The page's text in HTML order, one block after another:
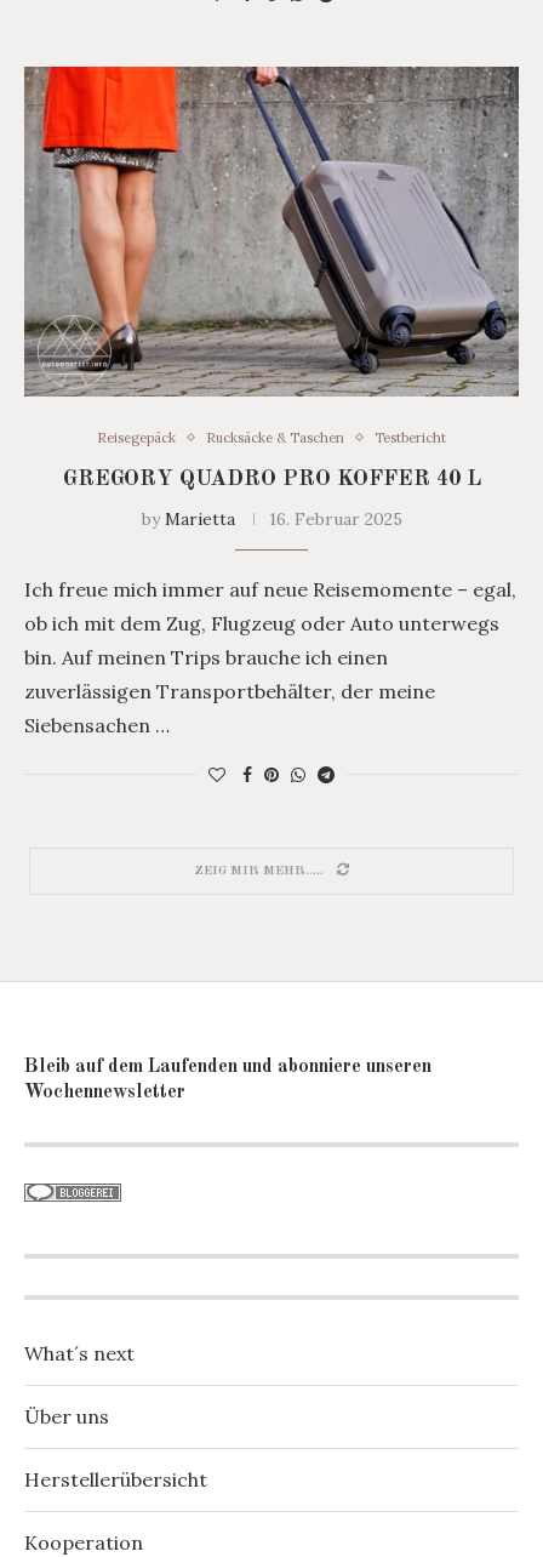
Reisegepäck Rucksäcke & Taschen Testbericht
GREGORY QUADRO PRO KOFFER 40 L
byMarietta 16. Februar 2025
Ich freue mich immer auf neue Reisemomente – egal,
ob ich mit dem Zug, Flugzeug oder Auto unterwegs
bin. Auf meinen Trips brauche ich einen
zuverlässigen Transportbehälter, der meine
Siebensachen …
ZEIG MIR MEHR.....
Bleib auf dem Laufenden und abonniere unseren
Wochennewsletter
What´s next
Über uns
Herstellerübersicht
Kooperation